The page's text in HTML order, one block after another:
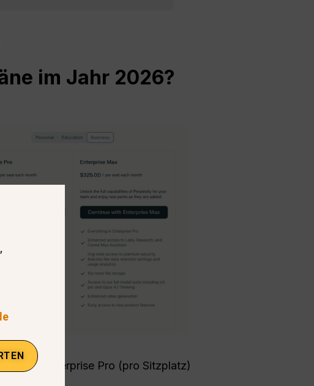
im Jahr 2026?
Max, Enterprise Pro (pro Sitzplatz)
,